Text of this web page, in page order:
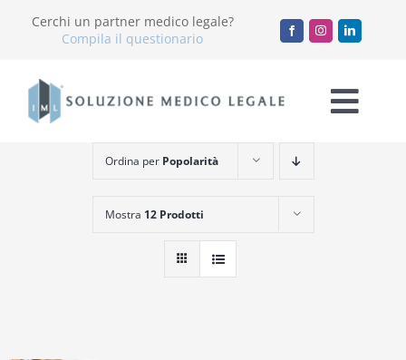
Cerchi un partner medico legale?
Compila il questionario
Chi Siamo
Servizi
Accademia
Ordina per Popolarità
Mostra 12 Prodotti